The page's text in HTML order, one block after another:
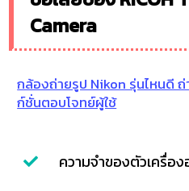
Camera
กล้องถ่ายรูป Nikon รุ่นไหนดี
ก์ชั่นตอบโจทย์ผู้ใช้
ความจำของตัวเครื่อง